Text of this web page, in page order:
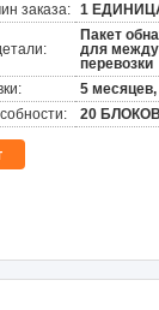
заказа: 1
Пакет
для
перевозки
5 месяцев,
20